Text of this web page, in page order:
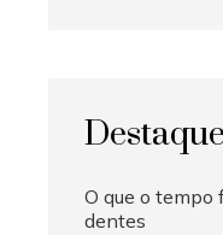
O que o tempo
dentes